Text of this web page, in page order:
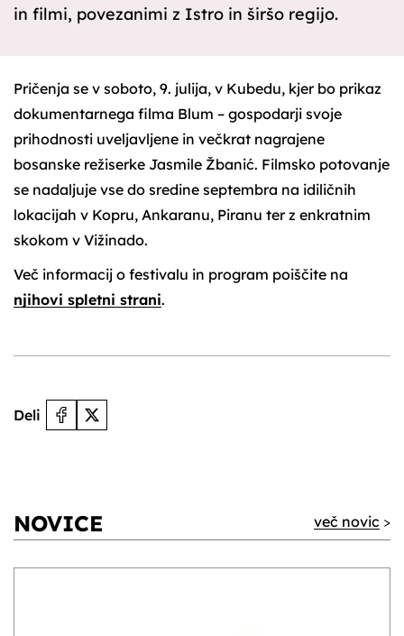
in filmi, povezanimi z Istro in širšo regijo.
Pričenja se v soboto, 9. julija, v Kubedu, kjer bo prikaz
dokumentarnega filma Blum – gospodarji svoje
prihodnosti uveljavljene in večkrat nagrajene
bosanske režiserke Jasmile Žbanić. Filmsko potovanje
se nadaljuje vse do sredine septembra na idiličnih
lokacijah v Kopru, Ankaranu, Piranu ter z enkratnim
skokom v Vižinado.
Več informacij o festivalu in program poiščite na
njihovi spletni strani.
Deli
NOVICE več novic >